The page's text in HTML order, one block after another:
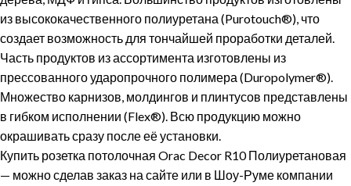
из высококачественного полиуретана (Purotouch®), что
создает возможность для тончайшей проработки деталей.
Часть продуктов из ассортимента изготовлены из
прессованного ударопрочного полимера (Duropolymer®).
Множество карнизов, молдингов и плинтусов представлены
в гибком исполнении (Flex®). Всю продукцию можно
окрашивать сразу после её установки.
Купить розетка потолочная Orac Decor R10 Полиуретановая
— можно сделав заказ на сайте или в Шоу-Руме компании